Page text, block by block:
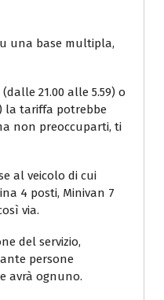
una base multipla,
21.00 alle 5.59) o
la tariffa potrebbe
non preoccuparti, ti
al veicolo di cui
4 posti, Minivan 7
via.
del servizio,
persone
avrà ognuno.